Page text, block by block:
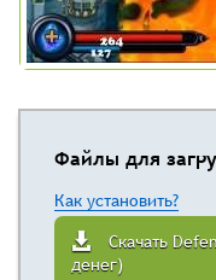
Файлы для
Как установить?
Скачать
денег)